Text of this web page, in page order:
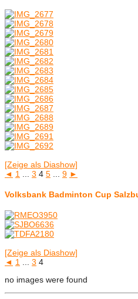
[Zeige als Diashow]
◄ 1 ... 3 4 5 ... 9 ►
Volksbank Badminton Cup
[Zeige als Diashow]
◄ 1 3 4
no images were found